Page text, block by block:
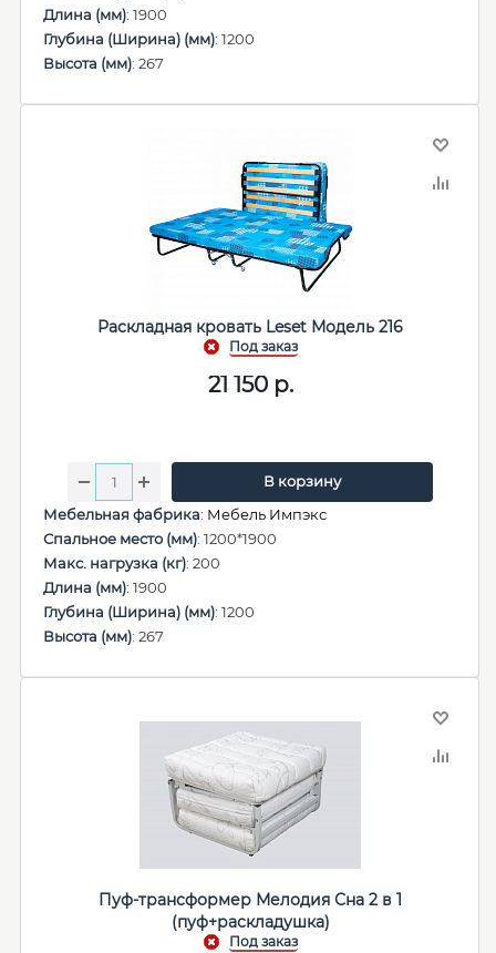
Длина (мм): 1900
Глубина (Ширина) (мм): 1200
Высота (мм): 267
Раскладная кровать Leset Модель 216
21 150р.
В корзину
Мебельная фабрика: Мебель Импэкс
Спальное место (мм): 1200*1900
Макс. нагрузка (кг): 200
Длина (мм): 1900
Глубина (Ширина) (мм): 1200
Высота (мм): 267
Пуф-трансформер Мелодия Сна 2 в 1
(пуф+раскладушка)